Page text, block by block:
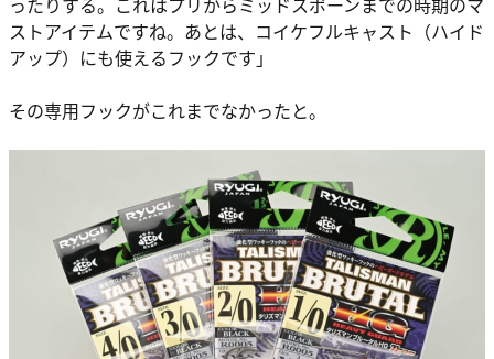
ストアイテムですね。あとは、コイケフルキャスト（ハイド
アップ）にも使えるフックです」
その専用フックがこれまでなかったと。